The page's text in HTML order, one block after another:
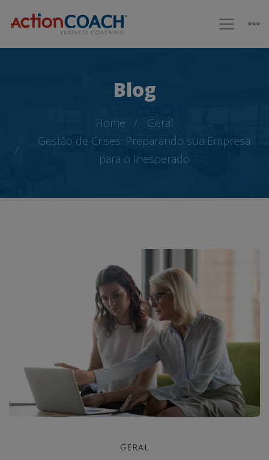
Blog
Home
Geral
Gestão de Crises: Preparando sua Empresa
para o Inesperado
GERAL